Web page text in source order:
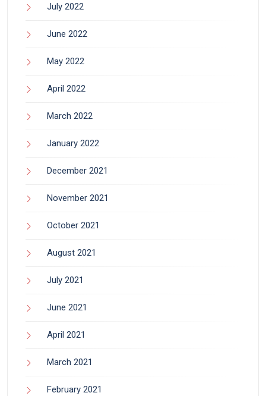
July 2022
June 2022
May 2022
April 2022
March 2022
January 2022
December 2021
November 2021
October 2021
August 2021
July 2021
June 2021
April 2021
March 2021
February 2021